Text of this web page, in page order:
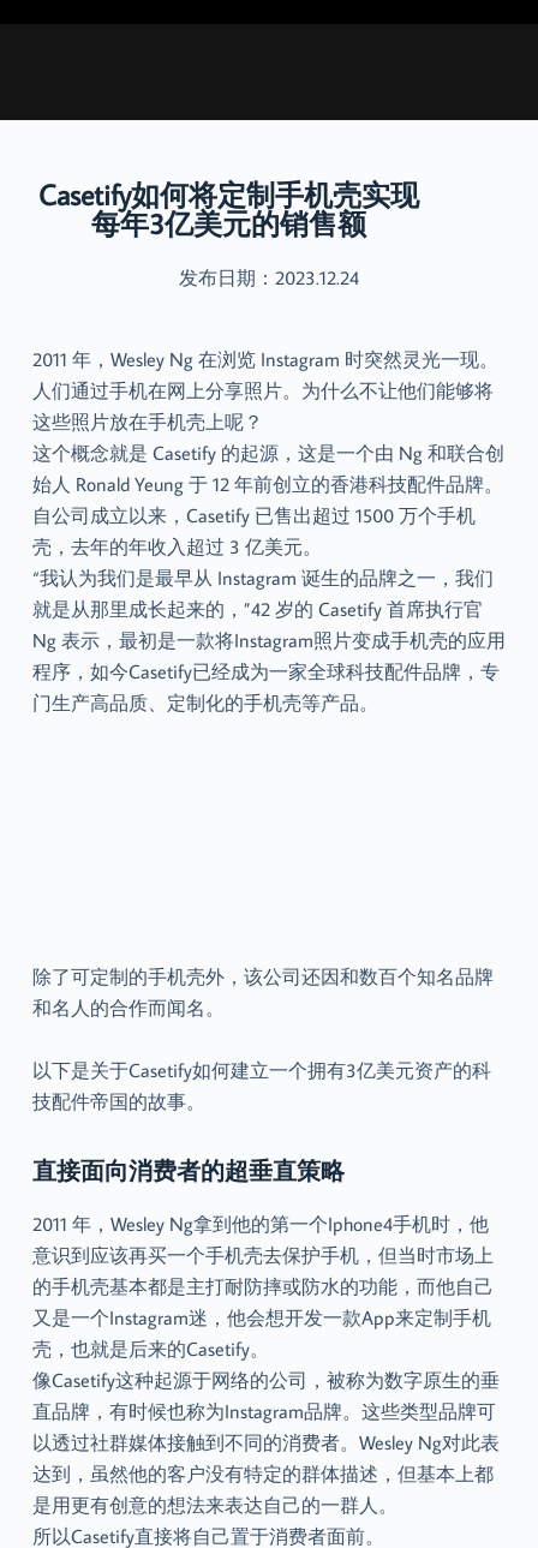
容
Casetify如何将定制手机壳实现
每年3亿美元的销售额
发布日期：2023.12.24
2011 年，Wesley Ng 在浏览 Instagram 时突然灵光一现。
人们通过手机在网上分享照片。为什么不让他们能够将
这些照片放在手机壳上呢？
这个概念就是 Casetify 的起源，这是一个由 Ng 和联合创
始人 Ronald Yeung 于 12 年前创立的香港科技配件品牌。
自公司成立以来，Casetify 已售出超过 1500 万个手机
壳，去年的年收入超过 3 亿美元。
“我认为我们是最早从 Instagram 诞生的品牌之一，我们
就是从那里成长起来的，”42 岁的 Casetify 首席执行官
Ng 表示，最初是一款将Instagram照片变成手机壳的应用
程序，如今Casetify已经成为一家全球科技配件品牌，专
门生产高品质、定制化的手机壳等产品。
除了可定制的手机壳外，该公司还因和数百个知名品牌
和名人的合作而闻名。
以下是关于Casetify如何建立一个拥有3亿美元资产的科
技配件帝国的故事。
直接面向消费者的超垂直策略
2011 年，Wesley Ng拿到他的第一个Iphone4手机时，他
意识到应该再买一个手机壳去保护手机，但当时市场上
的手机壳基本都是主打耐防摔或防水的功能，而他自己
又是一个Instagram迷，他会想开发一款App来定制手机
壳，也就是后来的Casetify。
像Casetify这种起源于网络的公司，被称为数字原生的垂
直品牌，有时候也称为Instagram品牌。这些类型品牌可
以透过社群媒体接触到不同的消费者。Wesley Ng对此表
达到，虽然他的客户没有特定的群体描述，但基本上都
是用更有创意的想法来表达自己的一群人。
所以Casetify直接将自己置于消费者面前。